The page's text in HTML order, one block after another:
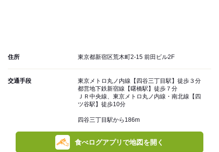
住所 東京都新宿区荒木町2-15 前田ビル2F
交通手段
東京メトロ丸ノ内線【四谷三丁目駅】徒歩３分
都営地下鉄新宿線【曙橋駅】徒歩７分
ＪＲ中央線、東京メトロ丸ノ内線・南北線【四
ツ谷駅】徒歩10分
四谷三丁目駅から186m
食べログアプリで地図を開く